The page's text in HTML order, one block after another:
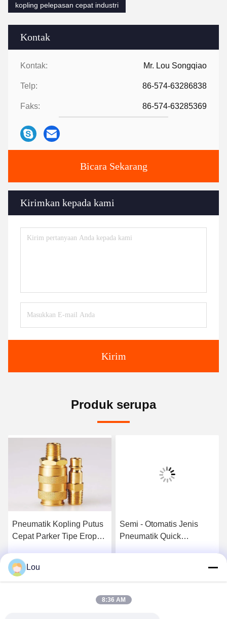
Kontak
Kontak: Mr. Lou Songqiao
Telp: 86-574-63286838
Faks: 86-574-63285369
Bicara Sekarang
Kirimkan kepada kami
Kirim
kopling pelepasan cepat industri
Produk serupa
Pneumatik Kopling Putus
Cepat Parker Tipe Eropa
Dapatkan Harga Terbaik
Semi - Otomatis Jenis
Pneumatik Quick
Lou
8:36 AM